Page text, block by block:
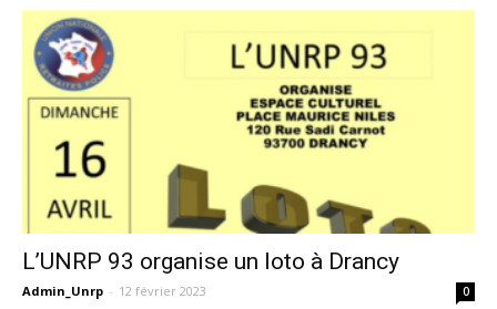
L’UNRP 93 organise un loto à Drancy
Admin_Unrp - 12 février 2023 0